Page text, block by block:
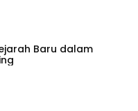
Baru dalam